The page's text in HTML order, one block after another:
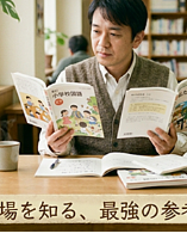
は下部の事務局が
局の長である教育
教育委員は非常勤
にあまり参加しな
』と、『教育委員会